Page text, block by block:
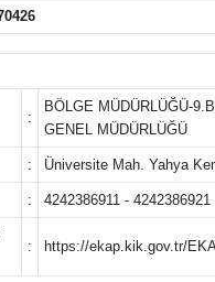
:
BÖLGE MÜDÜRLÜĞÜ-
GENEL MÜDÜRLÜĞÜ
: Üniversite Mah. Yahya
: 4242386911 - 4242386921
: https://ekap.kik.gov.tr/